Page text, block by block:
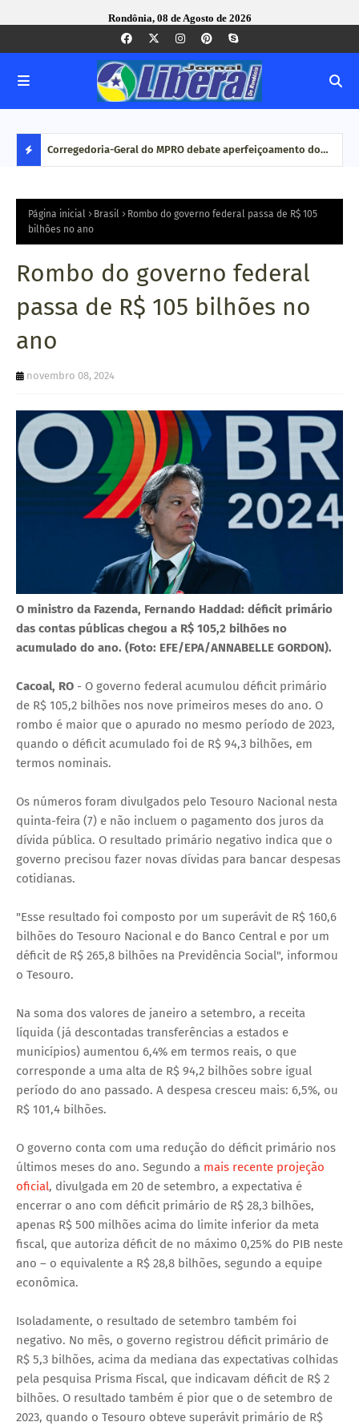
Rondônia, 08 de Agosto de 2026
S
T
A
Q
U
ação Corregedoria-Geral do MPRO debate aperfeiçoamento do
congresso nacional
Página inicial Brasil
Rombo do governo federal passa de R$ 105
bilhões no ano
Rombo do governo federal
passa de R$ 105 bilhões no
ano
novembro 08, 2024
O ministro da Fazenda, Fernando Haddad: déficit primário
das contas públicas chegou a R$ 105,2 bilhões no
acumulado do ano. (Foto: EFE/EPA/ANNABELLE GORDON).
Cacoal, RO - O governo federal acumulou déficit primário
de R$ 105,2 bilhões nos nove primeiros meses do ano. O
rombo é maior que o apurado no mesmo período de 2023,
quando o déficit acumulado foi de R$ 94,3 bilhões, em
termos nominais.
Os números foram divulgados pelo Tesouro Nacional nesta
quinta-feira (7) e não incluem o pagamento dos juros da
dívida pública. O resultado primário negativo indica que o
governo precisou fazer novas dívidas para bancar despesas
cotidianas.
"Esse resultado foi composto por um superávit de R$ 160,6
bilhões do Tesouro Nacional e do Banco Central e por um
déficit de R$ 265,8 bilhões na Previdência Social", informou
o Tesouro.
Na soma dos valores de janeiro a setembro, a receita
líquida (já descontadas transferências a estados e
municípios) aumentou 6,4% em termos reais, o que
corresponde a uma alta de R$ 94,2 bilhões sobre igual
período do ano passado. A despesa cresceu mais: 6,5%, ou
R$ 101,4 bilhões.
O governo conta com uma redução do déficit primário nos
últimos meses do ano. Segundo a mais recente projeção
oficial, divulgada em 20 de setembro, a expectativa é
encerrar o ano com déficit primário de R$ 28,3 bilhões,
apenas R$ 500 milhões acima do limite inferior da meta
fiscal, que autoriza déficit de no máximo 0,25% do PIB neste
ano – o equivalente a R$ 28,8 bilhões, segundo a equipe
econômica.
Isoladamente, o resultado de setembro também foi
negativo. No mês, o governo registrou déficit primário de
R$ 5,3 bilhões, acima da mediana das expectativas colhidas
pela pesquisa Prisma Fiscal, que indicavam déficit de R$ 2
bilhões. O resultado também é pior que o de setembro de
2023, quando o Tesouro obteve superávit primário de R$